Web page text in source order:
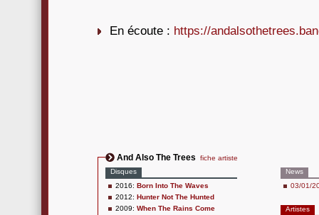
En écoute : https://
And Also The Trees
fiche artiste
Disques
2016: Born Into The Waves
2012: Hunter Not The Hunted
2009: When The Rains Come
News
03/01/
Artistes